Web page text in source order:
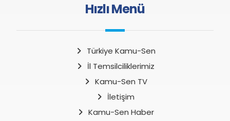
Hızlı Menü
Türkiye Kamu-Sen
İl Temsilciliklerimiz
Kamu-Sen TV
İletişim
Kamu-Sen Haber